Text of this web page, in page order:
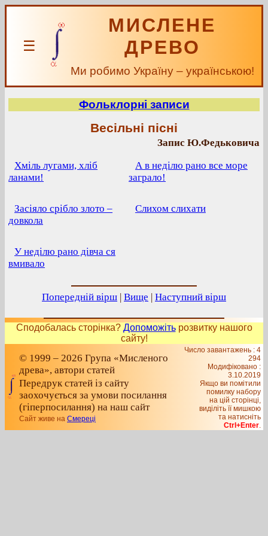
☰
МИСЛЕНЕ
ДРЕВО
Ми робимо Україну – українською!
Фольклорні записи
Весільні пісні
Запис Ю.Федьковича
Хміль лугами, хліб
ланами!
Засіяло срібло злото –
довкола
У неділю рано дівча ся
вмивало
А в неділю рано все море
заграло!
Слихом слихати
Попередній вірш | Вище | Наступний вірш
Сподобалась сторінка? Допоможітьрозвитку нашого
сайту!
© 1999 – 2026 Група «Мисленого
древа», автори статей
Передрук статей із сайту
заохочується за умови посилання
(гіперпосилання) на наш сайт
Сайт живе на Смереці
Число завантажень : 4
294
Модифіковано :
3.10.2019
Якщо ви помітили
помилку набору
на цiй сторiнцi,
видiлiть її мишкою
та натисніть
Ctrl+Enter.